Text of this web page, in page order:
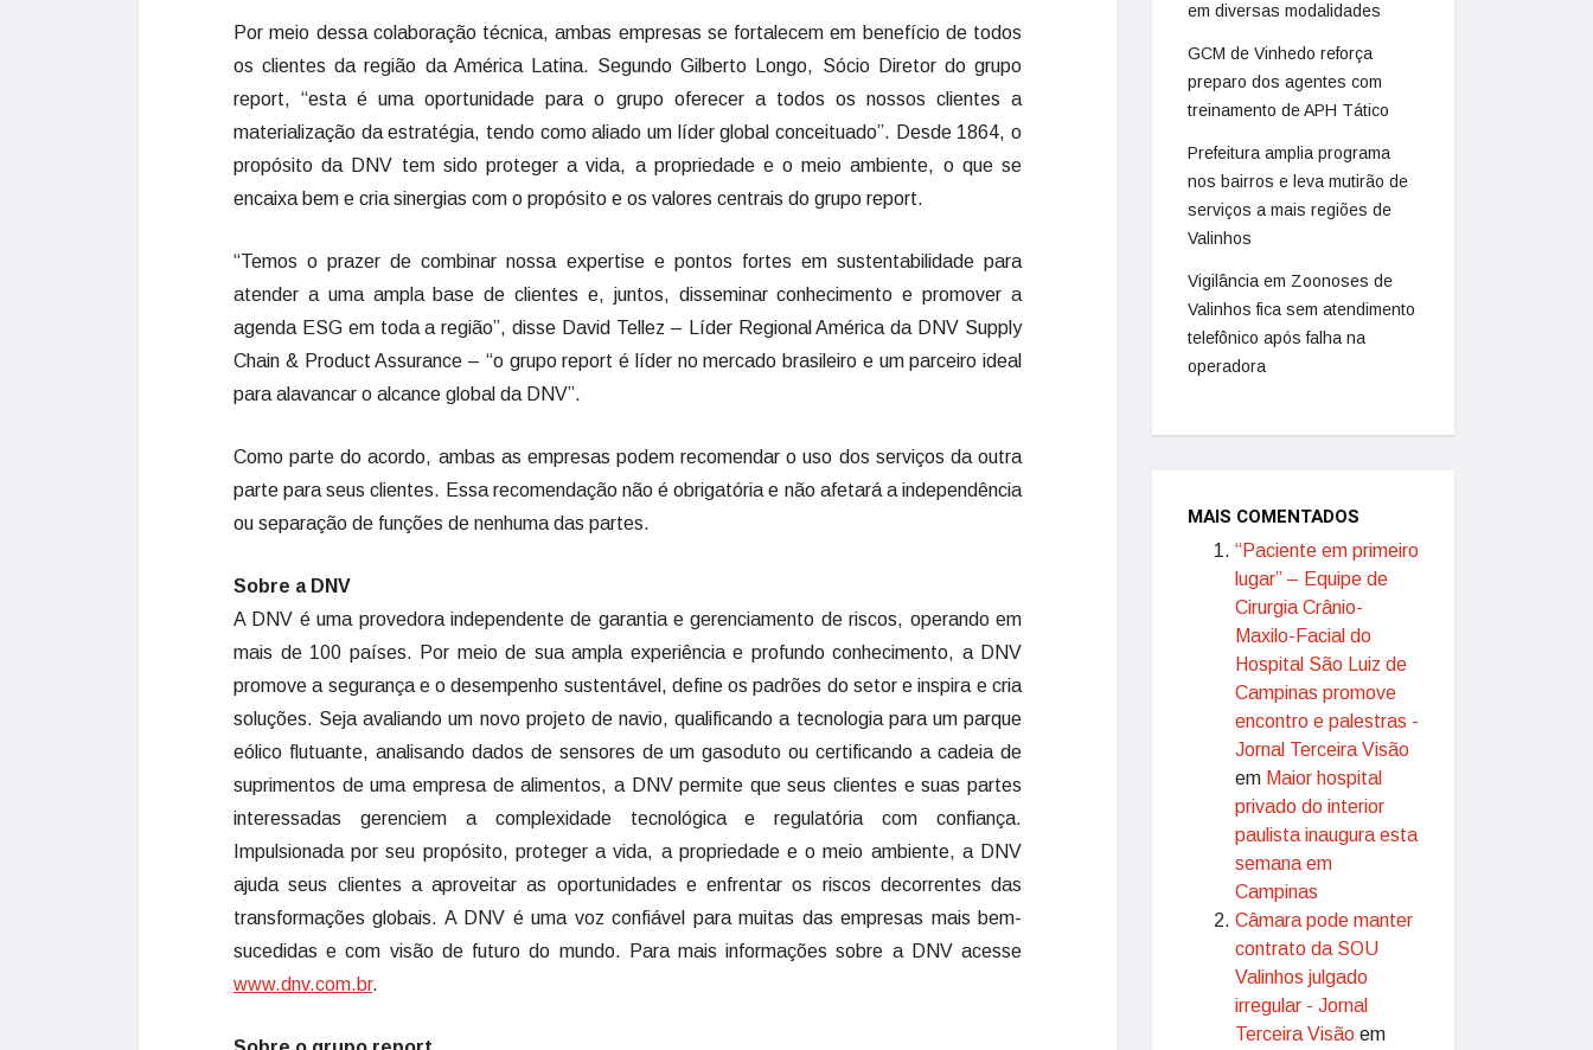
Por meio dessa colaboração técnica, ambas empresas se fortalecem em benefício de todos
os clientes da região da América Latina. Segundo Gilberto Longo, Sócio Diretor do grupo
report, “esta é uma oportunidade para o grupo oferecer a todos os nossos clientes a
materialização da estratégia, tendo como aliado um líder global conceituado”. Desde 1864, o
propósito da DNV tem sido proteger a vida, a propriedade e o meio ambiente, o que se
encaixa bem e cria sinergias com o propósito e os valores centrais do grupo report.
“Temos o prazer de combinar nossa expertise e pontos fortes em sustentabilidade para
atender a uma ampla base de clientes e, juntos, disseminar conhecimento e promover a
agenda ESG em toda a região”, disse David Tellez – Líder Regional América da DNV Supply
Chain & Product Assurance – “o grupo report é líder no mercado brasileiro e um parceiro ideal
para alavancar o alcance global da DNV”.
Como parte do acordo, ambas as empresas podem recomendar o uso dos serviços da outra
parte para seus clientes. Essa recomendação não é obrigatória e não afetará a independência
ou separação de funções de nenhuma das partes.
Sobre a DNV
A DNV é uma provedora independente de garantia e gerenciamento de riscos, operando em
mais de 100 países. Por meio de sua ampla experiência e profundo conhecimento, a DNV
promove a segurança e o desempenho sustentável, define os padrões do setor e inspira e cria
soluções. Seja avaliando um novo projeto de navio, qualificando a tecnologia para um parque
eólico flutuante, analisando dados de sensores de um gasoduto ou certificando a cadeia de
suprimentos de uma empresa de alimentos, a DNV permite que seus clientes e suas partes
interessadas gerenciem a complexidade tecnológica e regulatória com confiança.
Impulsionada por seu propósito, proteger a vida, a propriedade e o meio ambiente, a DNV
ajuda seus clientes a aproveitar as oportunidades e enfrentar os riscos decorrentes das
transformações globais. A DNV é uma voz confiável para muitas das empresas mais bem-
sucedidas e com visão de futuro do mundo. Para mais informações sobre a DNV acesse
www.dnv.com.br.
em diversas modalidades
GCM de Vinhedo reforça
preparo dos agentes com
treinamento de APH Tático
Prefeitura amplia programa
nos bairros e leva mutirão de
serviços a mais regiões de
Valinhos
Vigilância em Zoonoses de
Valinhos fica sem atendimento
telefônico após falha na
operadora
MAIS COMENTADOS
“Paciente em primeiro
lugar” – Equipe de
Cirurgia Crânio-
Maxilo-Facial do
Hospital São Luiz de
Campinas promove
encontro e palestras -
Jornal Terceira Visão
em Maior hospital
privado do interior
paulista inaugura esta
semana em
Campinas
Câmara pode manter
contrato da SOU
Valinhos julgado
irregular - Jornal
Terceira Visão em